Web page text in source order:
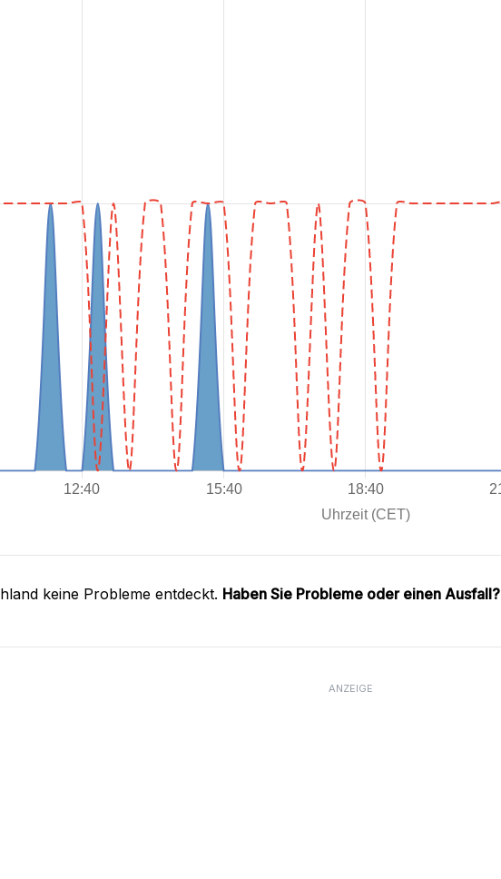
keine Probleme entdeckt. Haben Sie Probleme oder einen Ausfall?
ANZEIGE